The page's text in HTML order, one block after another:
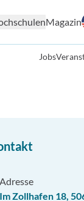
Magazin
Jobs
Adresse
Im Zollhafen 18,